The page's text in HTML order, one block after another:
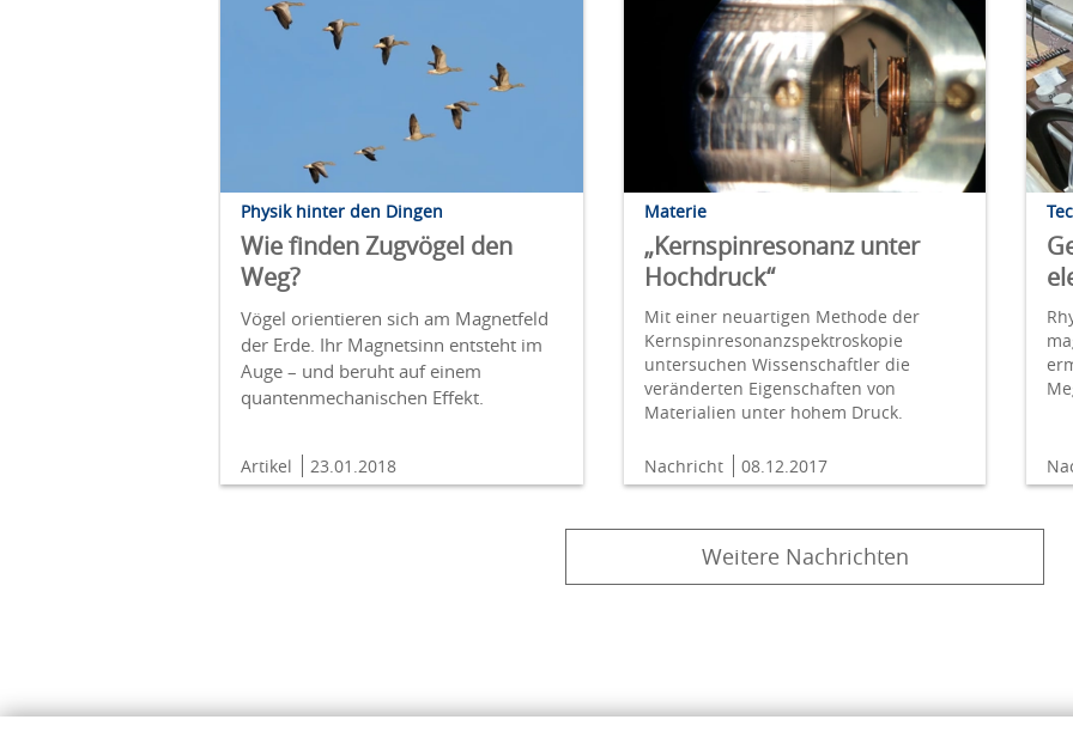
Physik hinter den Dingen
Wie finden Zugvögel den
Weg?
Vögel orientieren sich am Magnetfeld
der Erde. Ihr Magnetsinn entsteht im
Auge – und beruht auf einem
quantenmechanischen Effekt.
Artikel 23.01.2018
Materie
„Kernspinresonanz unter
Hochdruck“
Mit einer neuartigen Methode der
Kernspinresonanzspektroskopie
untersuchen Wissenschaftler die
veränderten Eigenschaften von
Materialien unter hohem Druck.
Nachricht 08.12.2017
Weitere Nachrichten